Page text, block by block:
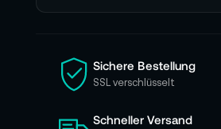
i
e
s
c
Sichere Bestellung
SSL verschlüsselt
Schneller Versand